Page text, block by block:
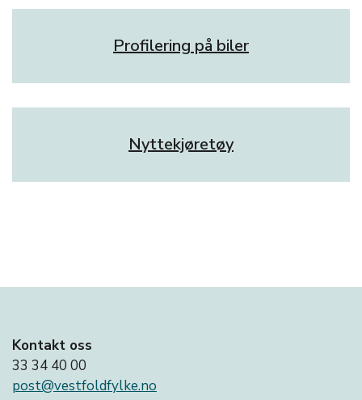
Profilering på biler
Nyttekjøretøy
Kontakt oss
33 34 40 00
post@vestfoldfylke.no